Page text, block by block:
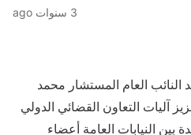
3 سنوات ago
أ ش أ/أكد النائب العام المستشار محمد
آليات التعاون القضائي الدولي
بين النيابات العامة أعضاء